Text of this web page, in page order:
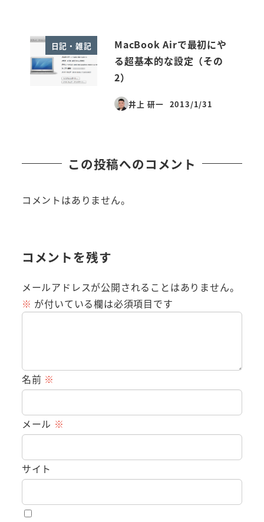
日記・雑記
MacBook Airで最初にや
る超基本的な設定（その
2）
井上 研一
投稿日
2013/1/31
この投稿へのコメント
コメントはありません。
コメントを残す
メールアドレスが公開されることはありません。
※ が付いている欄は必須項目です
名前 ※
メール ※
サイト